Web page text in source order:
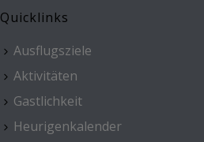
Quicklinks
Ausflugsziele
Aktivitäten
Gastlichkeit
Heurigenkalender